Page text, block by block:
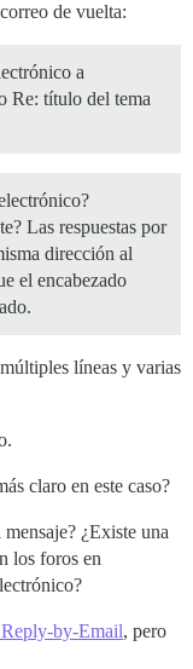
de vuelta:
a
Re: título del tema
Las respuestas por
dirección al
el encabezado
líneas y varias
claro en este caso?
¿Existe una
los foros en
by-Email, pero